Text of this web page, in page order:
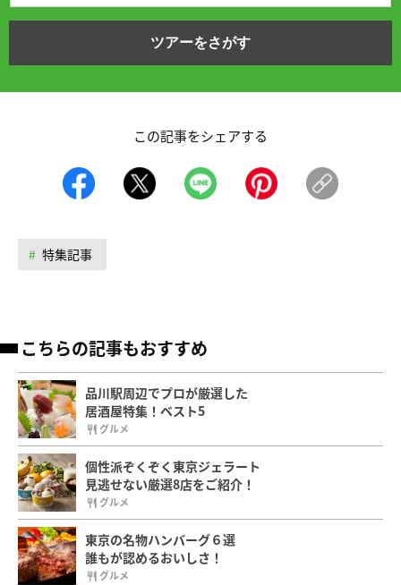
ツアーをさがす
この記事をシェアする
特集記事
こちらの記事もおすすめ
品川駅周辺でプロが厳選した
居酒屋特集！ベスト5
グルメ
個性派ぞくぞく東京ジェラート
見逃せない厳選8店をご紹介！
グルメ
東京の名物ハンバーグ６選
誰もが認めるおいしさ！
グルメ